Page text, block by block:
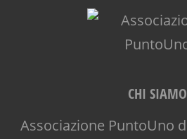
CHI SIAMO
Associazione PuntoUno